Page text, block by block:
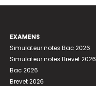
EXAMENS
Simulateur notes Bac 2026
Simulateur notes Brevet 2026
Bac 2026
Brevet 2026